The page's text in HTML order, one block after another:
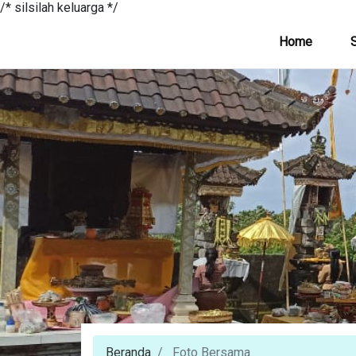
/* silsilah keluarga */
Home
Beranda Foto Bersama